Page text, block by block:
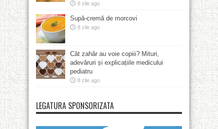
8 zile ago
Supă-cremă de morcovi
8 zile ago
Cât zahăr au voie copiii? Mituri,
adevăruri și explicațiile medicului
pediatru
8 zile ago
LEGATURA SPONSORIZATA